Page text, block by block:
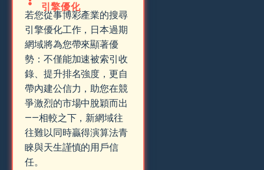
引擎優化
若您從事博彩產業的搜尋
引擎優化工作，日本過期
網域將為您帶來顯著優
勢：不僅能加速被索引收
錄、提升排名強度，更自
帶內建公信力，助您在競
爭激烈的市場中脫穎而出
——相較之下，新網域往
往難以同時贏得演算法青
睞與天生謹慎的用戶信
任。